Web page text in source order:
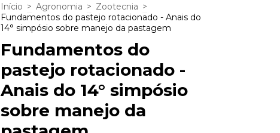
Início > Agronomia > Zootecnia >
Fundamentos do pastejo rotacionado - Anais do
14° simpósio sobre manejo da pastagem
Fundamentos do
pastejo rotacionado -
Anais do 14° simpósio
sobre manejo da